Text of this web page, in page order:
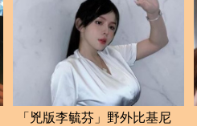
「兇版李毓芬」野外比基尼